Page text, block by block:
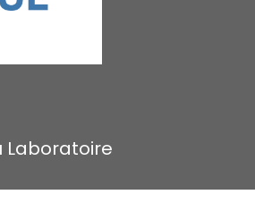
Laboratoire